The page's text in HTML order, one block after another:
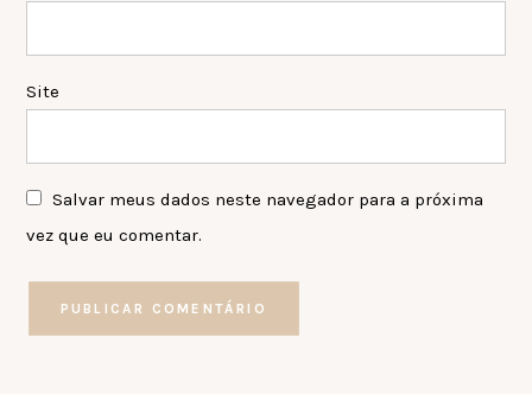
Site
Salvar meus dados neste navegador para a próxima
vez que eu comentar.